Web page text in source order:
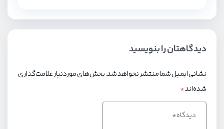
دیدگاهتان را بنویسید
نشانی ایمیل شما منتشر نخواهد شد.بخش‌های موردنیاز علامت‌گذاری
شده‌اند*